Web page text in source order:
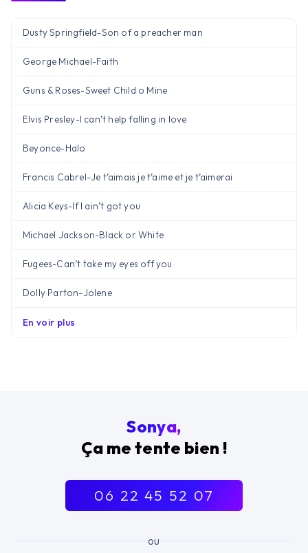
Dusty Springfield-Son of a preacher man
George Michael-Faith
Guns & Roses-Sweet Child o Mine
Elvis Presley-I can’t help falling in love
Beyonce-Halo
Francis Cabrel-Je t’aimais je t’aime et je t’aimerai
Alicia Keys-If I ain’t got you
Michael Jackson-Black or White
Fugees-Can’t take my eyes off you
Dolly Parton-Jolene
En voir plus
Sonya,
Ça me tente bien !
06 22 45 52 07
ou